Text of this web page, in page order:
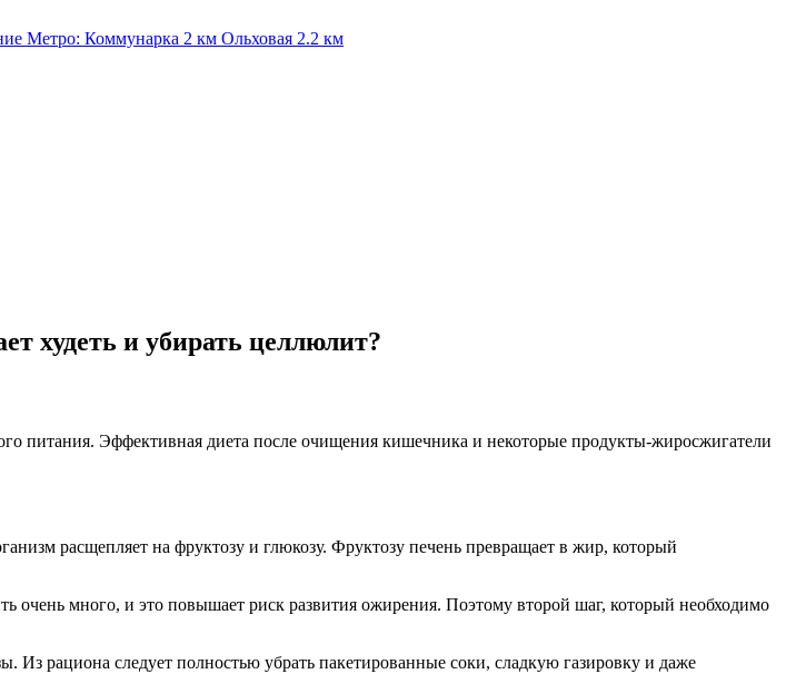
Метро: Коммунарка 2 км Ольховая 2.2 км
худеть и убирать целлюлит?
питания. Эффективная диета после очищения кишечника и некоторые продукты-жиросжигатели
расщепляет на фруктозу и глюкозу. Фруктозу печень превращает в жир, который
много, и это повышает риск развития ожирения. Поэтому второй шаг, который необходимо
рациона следует полностью убрать пакетированные соки, сладкую газировку и даже